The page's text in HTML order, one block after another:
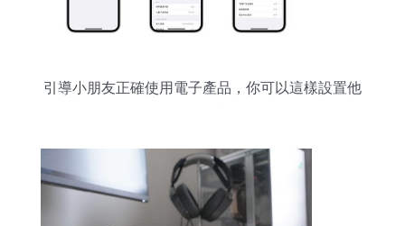
引導小朋友正確使用電子產品，你可以這樣設置他